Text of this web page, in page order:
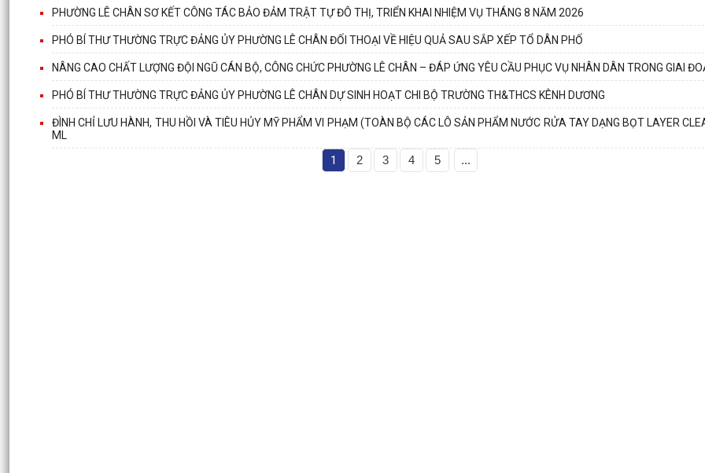
PHƯỜNG LÊ CHÂN SƠ KẾT CÔNG TÁC BẢO ĐẢM TRẬT TỰ ĐÔ THỊ, TRIỂN KHAI NHIỆM VỤ THÁNG 8 NĂM 2026
PHÓ BÍ THƯ THƯỜNG TRỰC ĐẢNG ỦY PHƯỜNG LÊ CHÂN ĐỐI THOẠI VỀ HIỆU QUẢ SAU SẮP XẾP TỔ DÂN PHỐ
NÂNG CAO CHẤT LƯỢNG ĐỘI NGŨ CÁN BỘ, CÔNG CHỨC PHƯỜNG LÊ CHÂN – ĐÁP ỨNG YÊU CẦU PHỤC VỤ NHÂN DÂN TRONG GIAI
PHÓ BÍ THƯ THƯỜNG TRỰC ĐẢNG ỦY PHƯỜNG LÊ CHÂN DỰ SINH HOẠT CHI BỘ TRƯỜNG TH&THCS KÊNH DƯƠNG
ĐÌNH CHỈ LƯU HÀNH, THU HỒI VÀ TIÊU HỦY MỸ PHẨM VI PHẠM (TOÀN BỘ CÁC LÔ SẢN PHẨM NƯỚC RỬA TAY DẠNG BỌT LAYER
ML
1 2 3 4 5 ...